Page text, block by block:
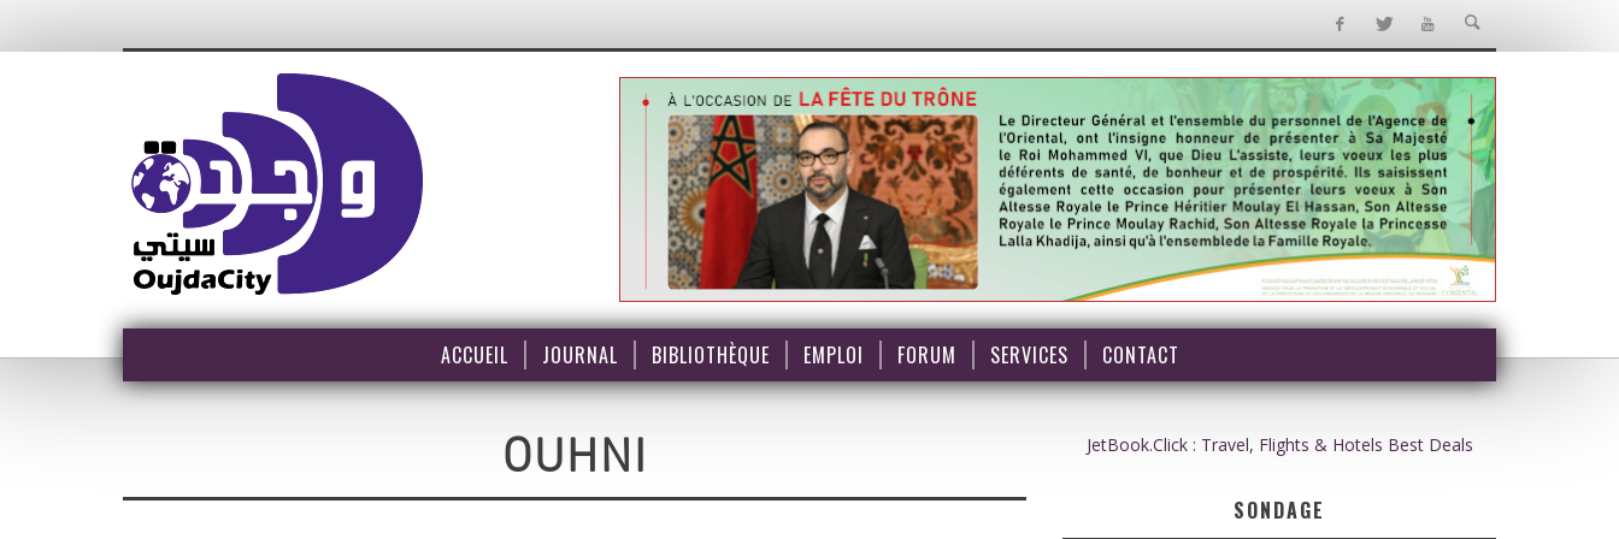
ACCUEIL JOURNAL BIBLIOTHÈQUE EMPLOI FORUM SERVICES CONTACT
OUHNI JetBook.Click : Travel, Flights & Hotels Best Deals
SONDAGE